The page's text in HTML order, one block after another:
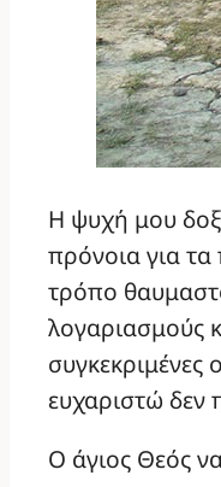
Η ψυχή μου
πρόνοια για τα
τρόπο
λογαριασμούς
ευχαριστώ δεν
Ο άγιος Θεός